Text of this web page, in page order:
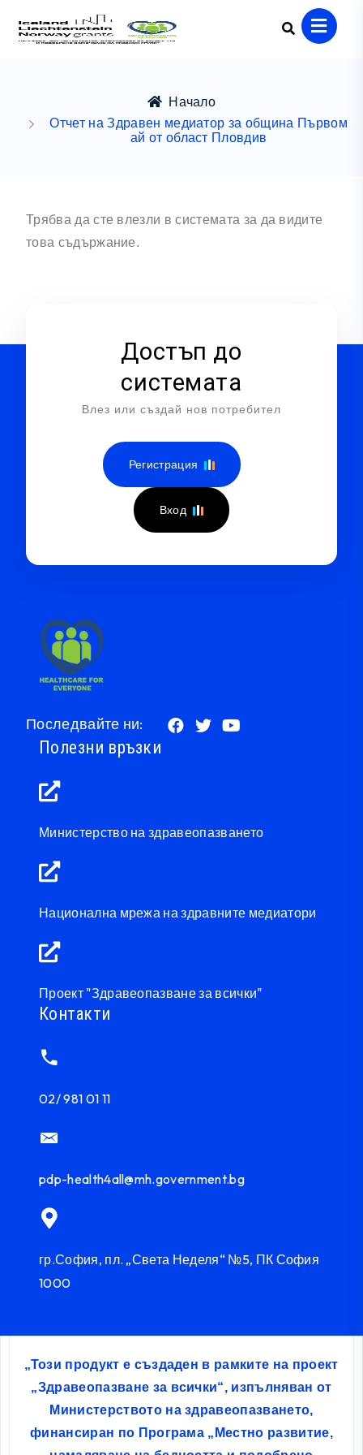
Начало
Отчет на Здравен медиатор за община Първом
ай от област Пловдив
Трябва да сте влезли в системата за да видите
това съдържание.
Достъп до
системата
Влез или създай нов потребител
Регистрация
Вход
Последвайте ни:
Полезни връзки
Министерство на здравеопазването
Национална мрежа на здравните медиатори
Проект "Здравеопазване за всички"
Контакти
02/ 981 01 11
pdp-health4all@mh.government.bg
гр.София, пл. „Света Неделя“ №5, ПК София
1000
„Този продукт е създаден в рамките на проект
„Здравеопазване за всички“, изпълняван от
Министерството на здравеопазването,
финансиран по Програма „Местно развитие,